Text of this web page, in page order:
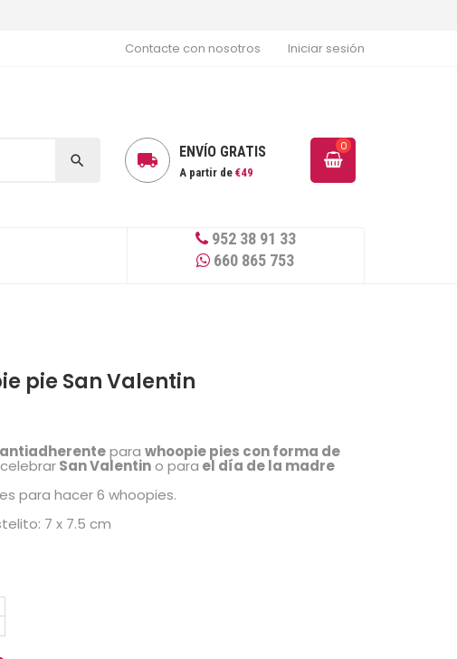
Iniciar sesión
Contacte con nosotros
  ENVÍO GRATIS
A partir de €49
0
952 38 91 33
660 865 753
pie San Valentin
para whoopie pies con forma de
San Valentino para el día de la madre
para hacer 6 whoopies.
7 x 7.5 cm